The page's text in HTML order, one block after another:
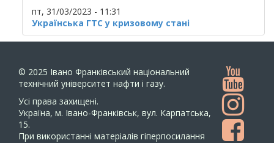
пт, 31/03/2023 - 11:31
Українська ГТС у кризовому стані
© 2025 Івано Франківський національний
технічний університет нафти і газу.
Усi права захищенi.
Україна, м. Івано-Франківськ, вул. Карпатська,
15.
При використанні матеріалів гіперпосилання